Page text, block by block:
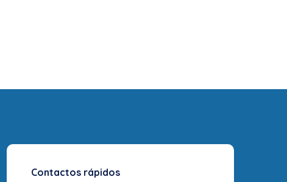
Contactos rápidos